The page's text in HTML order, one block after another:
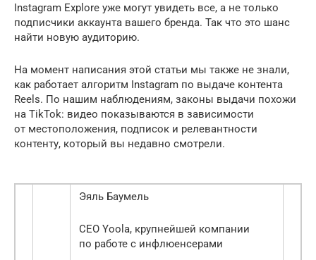
Instagram Explore уже могут увидеть все, а не только
подписчики аккаунта вашего бренда. Так что это шанс
найти новую аудиторию.
На момент написания этой статьи мы также не знали,
как работает алгоритм Instagram по выдаче контента
Reels. По нашим наблюдениям, законы выдачи похожи
на TikTok: видео показываются в зависимости
от местоположения, подписок и релевантности
контенту, который вы недавно смотрели.
Эяль Баумель
CEO Yoola, крупнейшей компании
по работе с инфлюенсерами